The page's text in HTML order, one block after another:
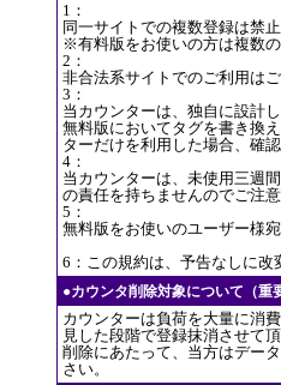
1：
同一サイトでの複数登録は禁
※有料版をお使いの方は複数の
2：
非合法系サイトでのご利用はご
3：
当カウンターは、独自に設計
無料版においてタグを書き換
ターだけを利用した場合、確
4：
当カウンターは、未使用三週
の責任を持ちませんのでご注意
5：
無料版をお使いのユーザー様
6：この規約は、予告なしに改
●カウンタ削除対象について（重
カウンターは負荷を大量に消
見した段階で登録抹消させて
削除にあたって、当方はデー
さい。